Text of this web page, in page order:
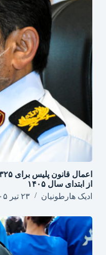
از ابتدای سال ۱۴۰۵
ادیک هارطونیان
۲۳ تیر ۱۴۰۵